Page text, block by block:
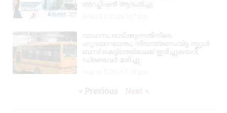
അഡ്മിഷൻ ആരംഭിച്ചു
വാഹനം ഓടിക്കുന്നതിനിടെ
ഹൃദയാഘാതം; നിയന്ത്രണംവിട്ട സ്കൂൾ
ബസ് കെട്ടിടത്തിലേക്ക് ഇടിച്ചുകയറി,
ഡ്രൈവർ മരിച്ചു
« Previous Next »